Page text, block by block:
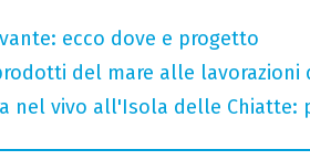
ecco dove e progetto
del mare alle lavorazioni
nel vivo all'Isola delle Chiatte: